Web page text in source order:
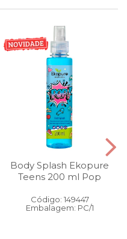
Body Splash Ekopure
Teens 200 ml Pop
Código: 149447
Embalagem: PC/1